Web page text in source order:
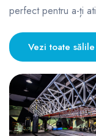
perfect pentru a-ți
Vezi toate sălile